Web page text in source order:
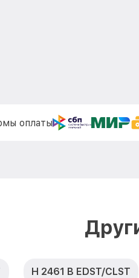
оплаты
H 2461 B EDST/CLST